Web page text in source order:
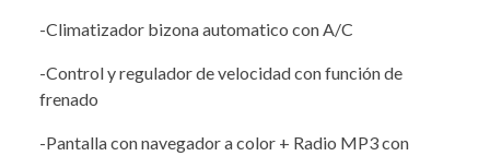
-Climatizador bizona automatico con A/C
-Control y regulador de velocidad con función de
frenado
-Pantalla con navegador a color + Radio MP3 con